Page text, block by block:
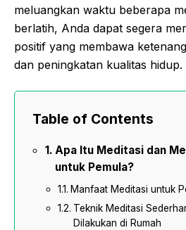
meluangkan waktu beberapa
berlatih, Anda dapat segera
positif yang membawa
dan peningkatan kualitas hidup.
Table of Contents
Apa Itu Meditasi dan
untuk Pemula?
Manfaat Meditasi untuk
Teknik Meditasi
Dilakukan di Rumah